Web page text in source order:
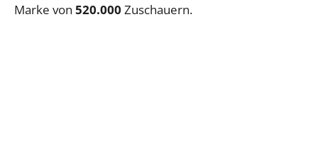
Marke von 520.000 Zuschauern.